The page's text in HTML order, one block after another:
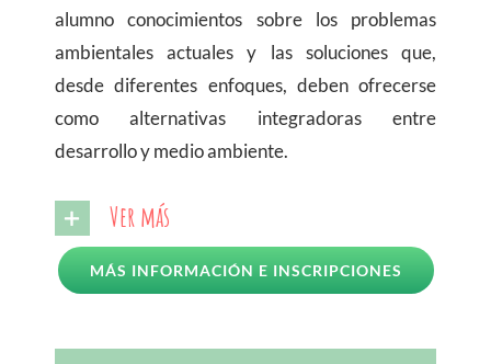
alumno conocimientos sobre los problemas
ambientales actuales y las soluciones que,
desde diferentes enfoques, deben ofrecerse
como alternativas integradoras entre
desarrollo y medio ambiente.
Ver más
MÁS INFORMACIÓN E INSCRIPCIONES